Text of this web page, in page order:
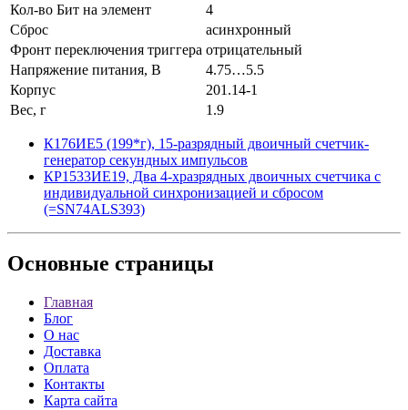
Кол-во Бит на элемент
4
Сброс
асинхронный
Фронт переключения триггера отрицательный
Напряжение питания, В
4.75…5.5
Корпус
201.14-1
Вес, г
1.9
К176ИЕ5 (199*г), 15-разрядный двоичный счетчик-
генератор секундных импульсов
КР1533ИЕ19, Два 4-хразрядных двоичных счeтчика с
индивидуальной синхронизацией и сбросом
(=SN74ALS393)
Основные страницы
Главная
Блог
О нас
Доставка
Оплата
Контакты
Карта сайта